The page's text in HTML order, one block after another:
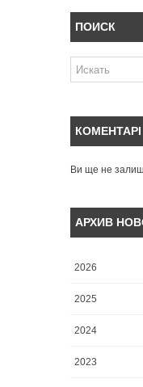
ПОИСК
КОМЕНТАРІ
Ви ще не
АРХИВ
2026
2025
2024
2023